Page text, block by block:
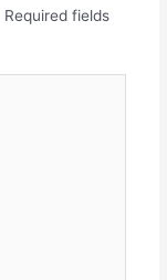
Required fields